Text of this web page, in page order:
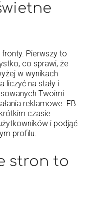
Pierwszy to
co sprawi, że
w wynikach
liczyć na stały i
Twoimi
reklamowe. FB
czasie
i podjąć
profilu.
stron to